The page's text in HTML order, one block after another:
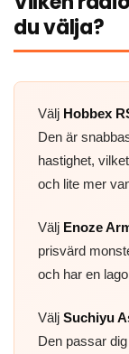
du välja?
Välj Hobbex
Den är
hastighet,
och lite mer
Välj Enoze
prisvärd
och har en
Välj Suchiyu
Den passar